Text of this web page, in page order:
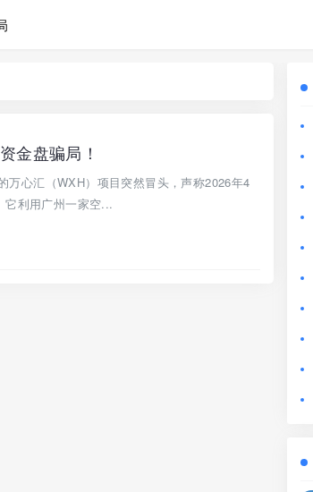
金盘骗局！
万心汇（WXH）项目突然冒头，声称2026年4
它利用广州一家空...